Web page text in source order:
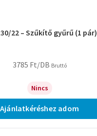
22 – Szűkítő gyűrű (1 pár)
3785 Ft/DB Bruttó
Nincs
Ajánlatkéréshez adom